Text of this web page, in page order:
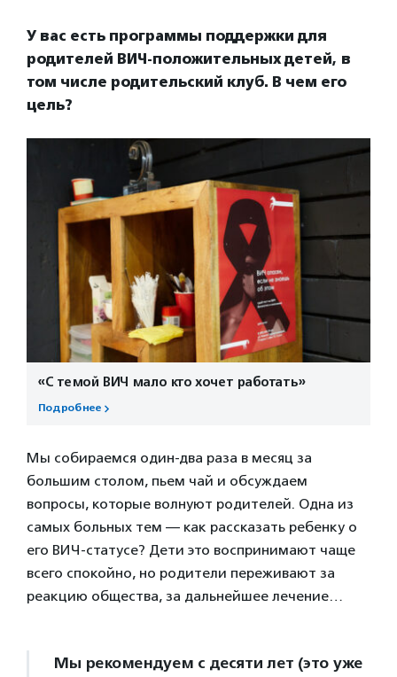
У вас есть программы поддержки для
родителей ВИЧ-положительных детей, в
том числе родительский клуб. В чем его
цель?
«С темой ВИЧ мало кто хочет работать»
Подробнее
Мы собираемся один-два раза в месяц за
большим столом, пьем чай и обсуждаем
вопросы, которые волнуют родителей. Одна из
самых больных тем — как рассказать ребенку о
его ВИЧ-статусе? Дети это воспринимают чаще
всего спокойно, но родители переживают за
реакцию общества, за дальнейшее лечение…
Мы рекомендуем с десяти лет (это уже